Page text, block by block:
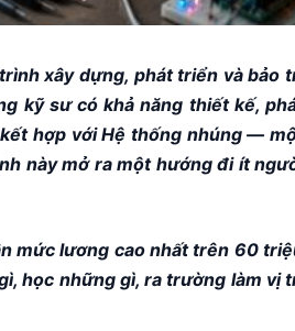
xây dựng, phát triển và bảo
kỹ sư có khả năng thiết kế,
hợp với Hệ thống nhúng —
này mở ra một hướng đi ít
mức lương cao nhất trên 60
học những gì, ra trường làm vị